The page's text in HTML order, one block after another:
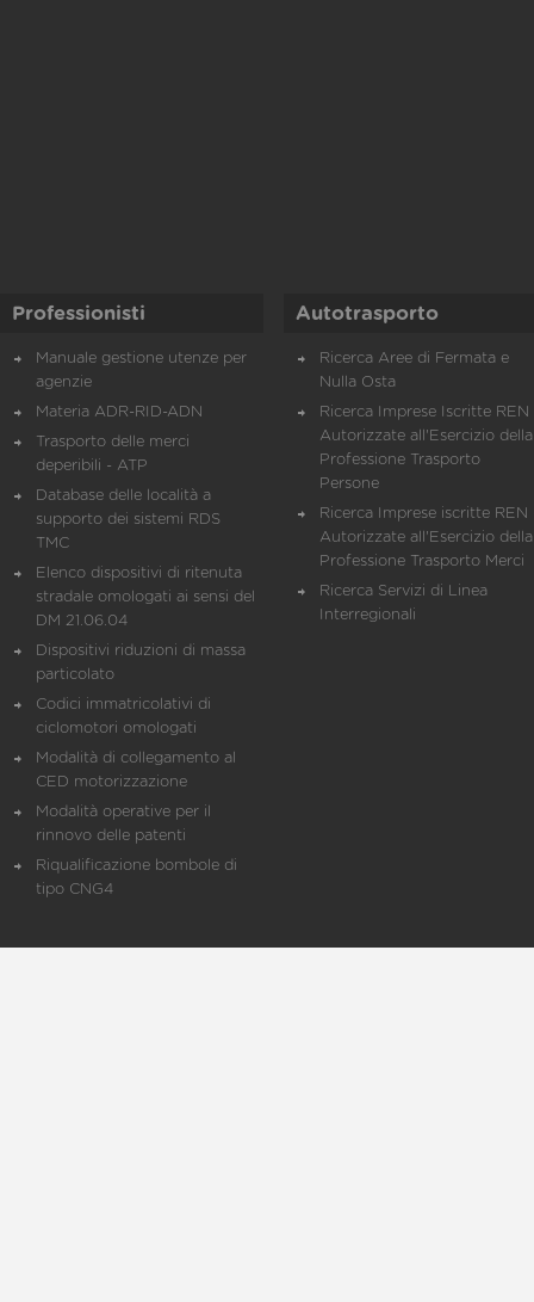
Professionisti
Manuale gestione utenze per
agenzie
Materia ADR-RID-ADN
Trasporto delle merci
deperibili - ATP
Database delle località a
supporto dei sistemi RDS
TMC
Elenco dispositivi di ritenuta
stradale omologati ai sensi del
DM 21.06.04
Dispositivi riduzioni di massa
particolato
Codici immatricolativi di
ciclomotori omologati
Modalità di collegamento al
CED motorizzazione
Modalità operative per il
rinnovo delle patenti
Riqualificazione bombole di
tipo CNG4
Autotrasporto
Ricerca Aree di Fermata e
Nulla Osta
Ricerca Imprese Iscritte REN
Autorizzate all'Esercizio della
Professione Trasporto
Persone
Ricerca Imprese iscritte REN
Autorizzate all'Esercizio della
Professione Trasporto Merci
Ricerca Servizi di Linea
Interregionali